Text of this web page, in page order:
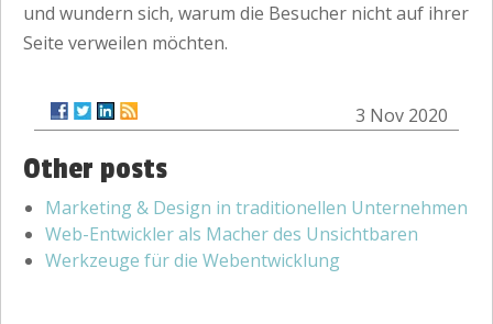
und wundern sich, warum die Besucher nicht auf ihrer
Seite verweilen möchten.
3 Nov 2020
Other posts
Marketing & Design in traditionellen Unternehmen
Web-Entwickler als Macher des Unsichtbaren
Werkzeuge für die Webentwicklung